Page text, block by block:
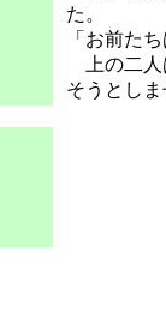
た。
「お前た
上の二人
そうとし